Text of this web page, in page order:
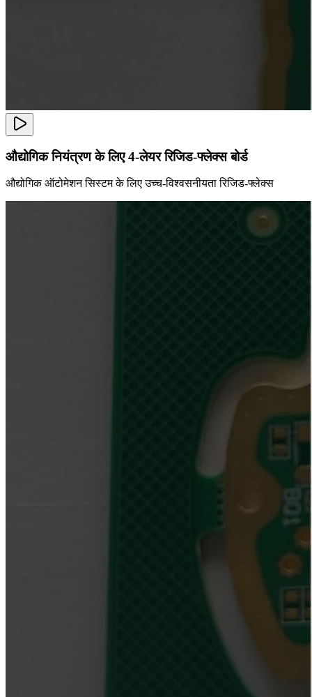
औद्योगिक नियंत्रण के लिए 4-लेयर रिजिड-फ्लेक्स बोर्ड
औद्योगिक ऑटोमेशन सिस्टम के लिए उच्च-विश्वसनीयता रिजिड-फ्लेक्स